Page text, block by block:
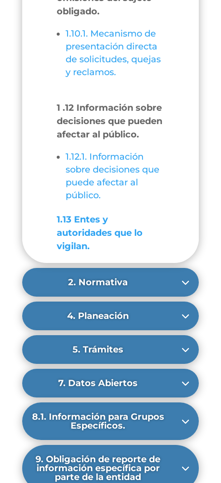
obligado.
1.10.1. Mecanismo de
presentación directa
de solicitudes, quejas
y reclamos.
1 .12 Información sobre
decisiones que pueden
afectar al público.
1.12.1. Información
sobre decisiones que
puede afectar al
público.
1.13 Entes y
autoridades que lo
vigilan.
2. Normativa
4. Planeación
5. Trámites
7. Datos Abiertos
8.1. Información para Grupos
Específicos.
9. Obligación de reporte de
información específica por
parte de la entidad